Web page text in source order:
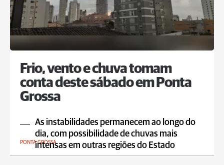
Frio, vento e chuva tomam
conta deste sábado em Ponta
Grossa
As instabilidades permanecem ao longo do
dia, com possibilidade de chuvas mais
intensas em outras regiões do Estado
PONTA GROSSA